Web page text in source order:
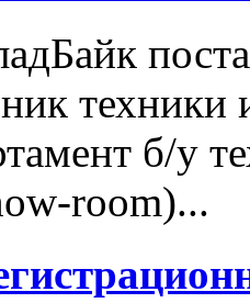
техники
б/у
room)...